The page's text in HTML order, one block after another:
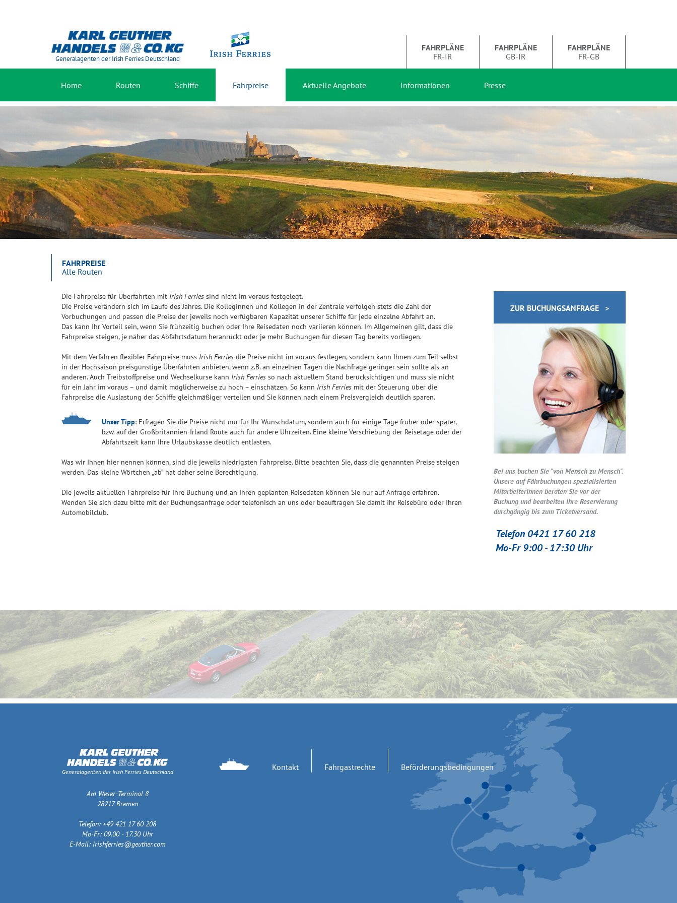
Generalagenten der Irish Ferries Deutschland
FAHRPLÄNE
FR-IR
FAHRPLÄNE
GB-IR
FAHRPLÄNE
FR-GB
Home Routen Schiffe Fahrpreise Aktuelle Angebote Informationen Presse
FAHRPREISE
Alle Routen
Die Fahrpreise für Überfahrten mit Irish Ferries sind nicht im voraus festgelegt.
Die Preise verändern sich im Laufe des Jahres. Die Kolleginnen und Kollegen in der Zentrale verfolgen stets die Zahl der
Vorbuchungen und passen die Preise der jeweils noch verfügbaren Kapazität unserer Schiffe für jede einzelne Abfahrt an.
Das kann Ihr Vorteil sein, wenn Sie frühzeitig buchen oder Ihre Reisedaten noch variieren können. Im Allgemeinen gilt, dass die
Fahrpreise steigen, je näher das Abfahrtsdatum heranrückt oder je mehr Buchungen für diesen Tag bereits vorliegen.
Mit dem Verfahren flexibler Fahrpreise muss Irish Ferries die Preise nicht im voraus festlegen, sondern kann Ihnen zum Teil selbst
in der Hochsaison preisgünstige Überfahrten anbieten, wenn z.B. an einzelnen Tagen die Nachfrage geringer sein sollte als an
anderen. Auch Treibstoffpreise und Wechselkurse kann Irish Ferries so nach aktuellem Stand berücksichtigen und muss sie nicht
für ein Jahr im voraus – und damit möglicherweise zu hoch – einschätzen. So kann Irish Ferries mit der Steuerung über die
Fahrpreise die Auslastung der Schiffe gleichmäßiger verteilen und Sie können nach einem Preisvergleich deutlich sparen.
Unser Tipp: Erfragen Sie die Preise nicht nur für Ihr Wunschdatum, sondern auch für einige Tage früher oder später,
bzw. auf der Großbritannien-Irland Route auch für andere Uhrzeiten. Eine kleine Verschiebung der Reisetage oder der
Abfahrtszeit kann Ihre Urlaubskasse deutlich entlasten.
Was wir Ihnen hier nennen können, sind die jeweils niedrigsten Fahrpreise. Bitte beachten Sie, dass die genannten Preise steigen
werden. Das kleine Wörtchen „ab“ hat daher seine Berechtigung.
Die jeweils aktuellen Fahrpreise für Ihre Buchung und an Ihren geplanten Reisedaten können Sie nur auf Anfrage erfahren.
Wenden Sie sich dazu bitte mit der Buchungsanfrage oder telefonisch an uns oder beauftragen Sie damit Ihr Reisebüro oder Ihren
Automobilclub.
ZUR BUCHUNGSANFRAGE >
Bei uns buchen Sie "von Mensch zu Mensch".
Unsere auf Fährbuchungen spezialisierten
MitarbeiterInnen beraten Sie vor der
Buchung und bearbeiten Ihre Reservierung
durchgängig bis zum Ticketversand.
Telefon 0421 17 60 218
Mo-Fr 9:00 - 17:30 Uhr
Generalagenten der Irish Ferries Deutschland
Am Weser-Terminal 8
28217 Bremen
Telefon: +49 421 17 60 208
Mo-Fr: 09.00 - 17.30 Uhr
E-Mail: irishferries@geuther.com
Kontakt Fahrgastrechte Beförderungsbedingungen